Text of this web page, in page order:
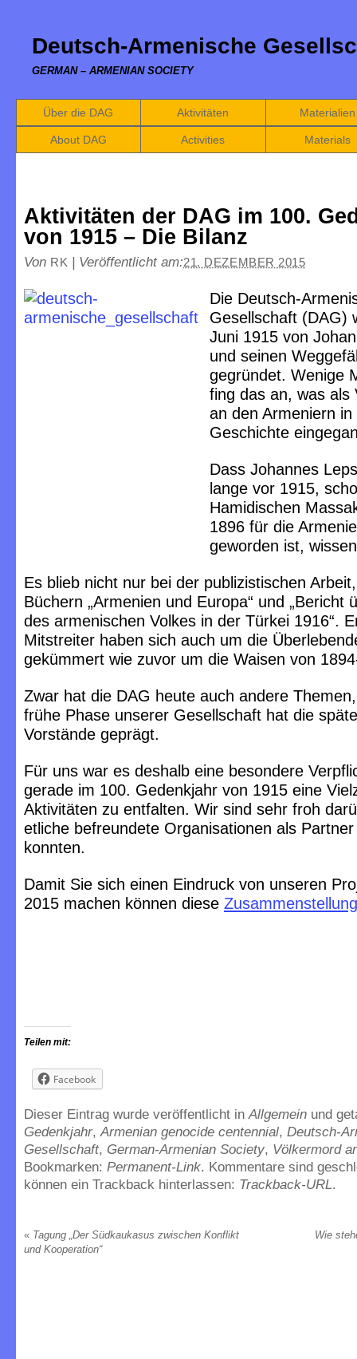
Deutsch-Armenische
GERMAN – ARMENIAN SOCIETY
Über die DAG Aktivitäten Materialien
About DAG Activities Materials
Aktivitäten der DAG im 100.
von 1915 – Die Bilanz
Von RK | Veröffentlicht am:21. DEZEMBER 2015
Die Deutsch-
Gesellschaft (DAG)
Juni 1915 von
und seinen
gegründet. Wenige
fing das an, was als
an den Armeniern in
Geschichte
Dass Johannes
lange vor 1915,
Hamidischen
1896 für die
geworden ist,
Es blieb nicht nur bei der publizistischen
Büchern „Armenien und Europa“ und „Bericht
des armenischen Volkes in der Türkei 1916“.
Mitstreiter haben sich auch um die
gekümmert wie zuvor um die Waisen von
Zwar hat die DAG heute auch andere
frühe Phase unserer Gesellschaft hat die
Vorstände geprägt.
Für uns war es deshalb eine besondere
gerade im 100. Gedenkjahr von 1915 eine
Aktivitäten zu entfalten. Wir sind sehr froh
etliche befreundete Organisationen als
konnten.
Damit Sie sich einen Eindruck von unseren
2015 machen können diese Zusammenstellung
Teilen mit:
Facebook
Dieser Eintrag wurde veröffentlicht inAllgemein und
Gedenkjahr,Armenian genocide centennial, Deutsch-
Gesellschaft, German-Armenian Society, Völkermord
Bookmarken: Permanent-Link. Kommentare sind
können ein Trackback hinterlassen: Trackback-URL.
« Tagung „Der Südkaukasus zwischen Konflikt
und Kooperation“
Wie